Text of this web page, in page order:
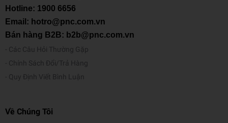
Hotline: 1900 6656
Email: hotro@pnc.com.vn
Bán hàng B2B: b2b@pnc.com.vn
Các Câu Hỏi Thường Gặp
Chính Sách Đổi/Trả Hàng
Quy Định Viết Bình Luận
Về Chúng Tôi